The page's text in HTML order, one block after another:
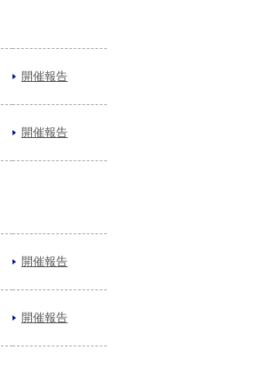
開催報告
開催報告
開催報告
開催報告